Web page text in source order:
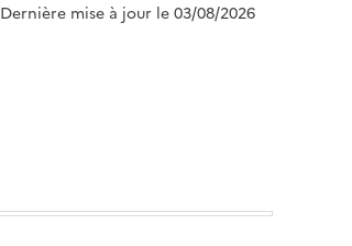
Dernière mise à jour le 03/08/2026